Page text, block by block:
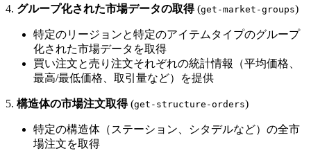
4. グループ化された市場データの取得(get-market-groups)
特定のリージョンと特定のアイテムタイプのグループ
化された市場データを取得
買い注文と売り注文それぞれの統計情報（平均価格、
最高/最低価格、取引量など）を提供
5. 構造体の市場注文取得(get-structure-orders)
特定の構造体（ステーション、シタデルなど）の全市
場注文を取得